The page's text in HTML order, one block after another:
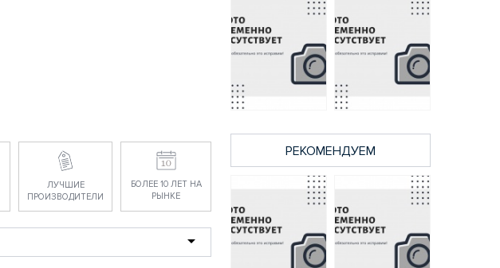
ЛУЧШИЕ
ПРОИЗВОДИТЕЛИ
БОЛЕЕ 10 ЛЕТ НА
РЫНКЕ
056 A/B
постельное бельё
из поплина Luxor
Бояртекс евро
2989 руб.
2009045-7 A/B
постельное бельё
из поплина Luxor
Бояртекс евро
2989 руб.
68010 A/B
постельное белье
из поплина Luxor
2314 руб.
2010011-10 A/B
постельное белье
из поплина Luxor
2314 руб.
РЕКОМЕНДУЕМ